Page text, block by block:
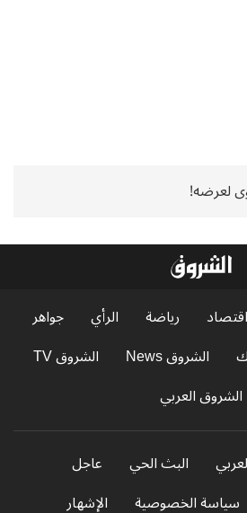
لعرضه!
اقتصاد رياضة الرأي
جواهر
الشروق News
الشروق TV
الشروق العربي
البث الحي
عاجل
سياسة الخصوصية الإشهار